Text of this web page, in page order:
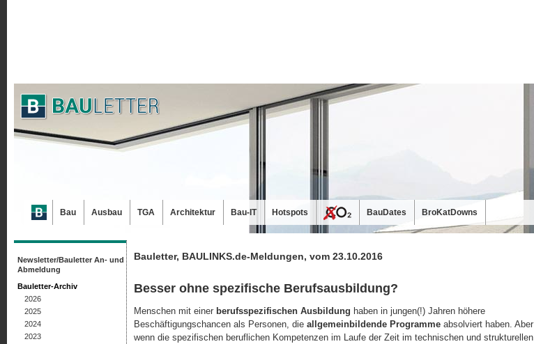
Bauletter, BAULINKS.de-Meldungen, vom 23.10.2016
Besser ohne spezifische Berufsausbildung?
Menschen mit einer berufsspezifischen Ausbildung haben in jungen(!) Jahren höhere
Beschäftigungschancen als Personen, die allgemeinbildende Programme absolviert haben. Aber
wenn die spezifischen beruflichen Kompetenzen im Laufe der Zeit im technischen und strukturellen
Newsletter/Bauletter An- und
Abmeldung
Bauletter-Archiv
2026
2025
2024
2023
Bau Ausbau TGA Architektur Bau-IT Hotspots BauDates BroKatDowns